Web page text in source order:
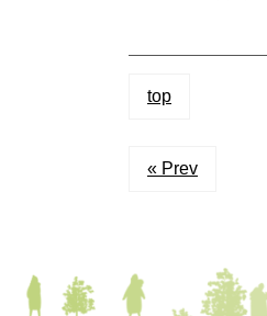
top
« Prev